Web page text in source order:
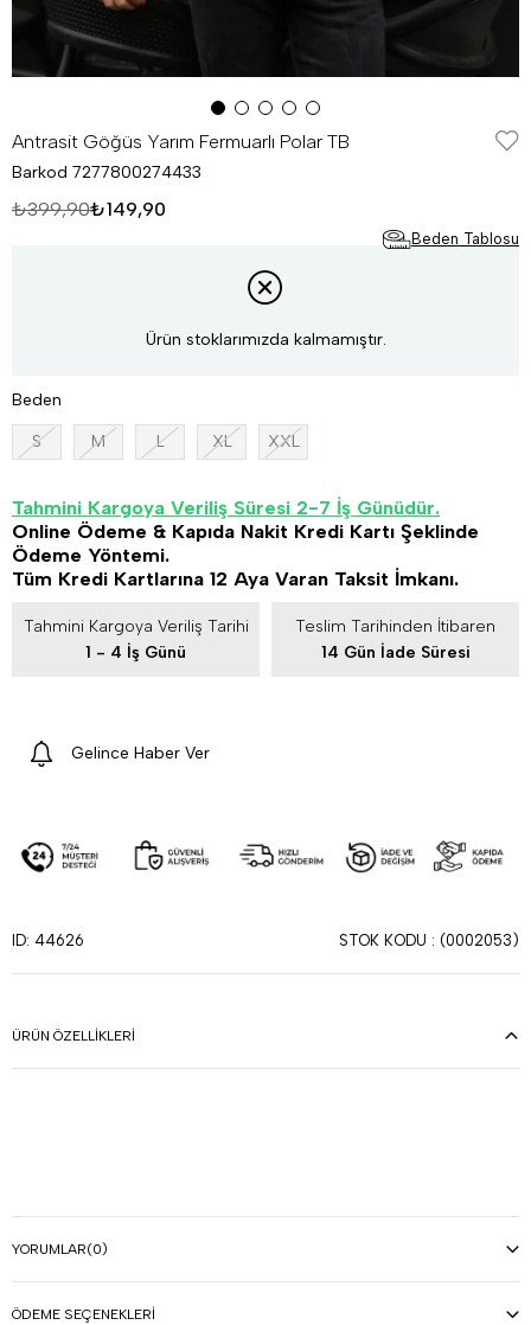
Antrasit Göğüs Yarım Fermuarlı Polar TB
Barkod 7277800274433
₺399,90₺149,90
Beden Tablosu
Ürün stoklarımızda kalmamıştır.
Beden
S M L XL XXL
Tahmini Kargoya Veriliş Süresi 2-7 İş Günüdür.
Online Ödeme & Kapıda Nakit Kredi Kartı Şeklinde
Ödeme Yöntemi.
Tüm Kredi Kartlarına 12 Aya Varan Taksit İmkanı.
Tahmini Kargoya Veriliş Tarihi
1 - 4 İş Günü
Teslim Tarihinden İtibaren
14 Gün İade Süresi
Gelince Haber Ver
ID: 44626 STOK KODU (0002053)
ÜRÜN ÖZELLIKLERI
YORUMLAR(0)
ÖDEME SEÇENEKLERI